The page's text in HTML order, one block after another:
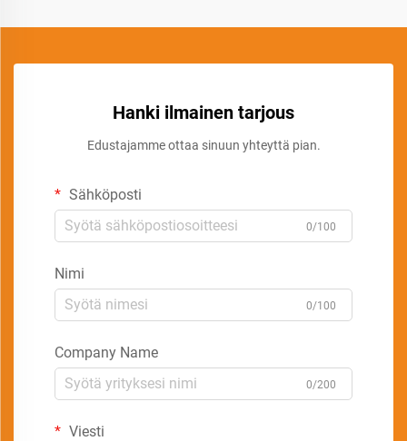
Hanki ilmainen tarjous
Edustajamme ottaa sinuun yhteyttä pian.
Sähköposti
0/100
Nimi
0/100
Company Name
0/200
Viesti